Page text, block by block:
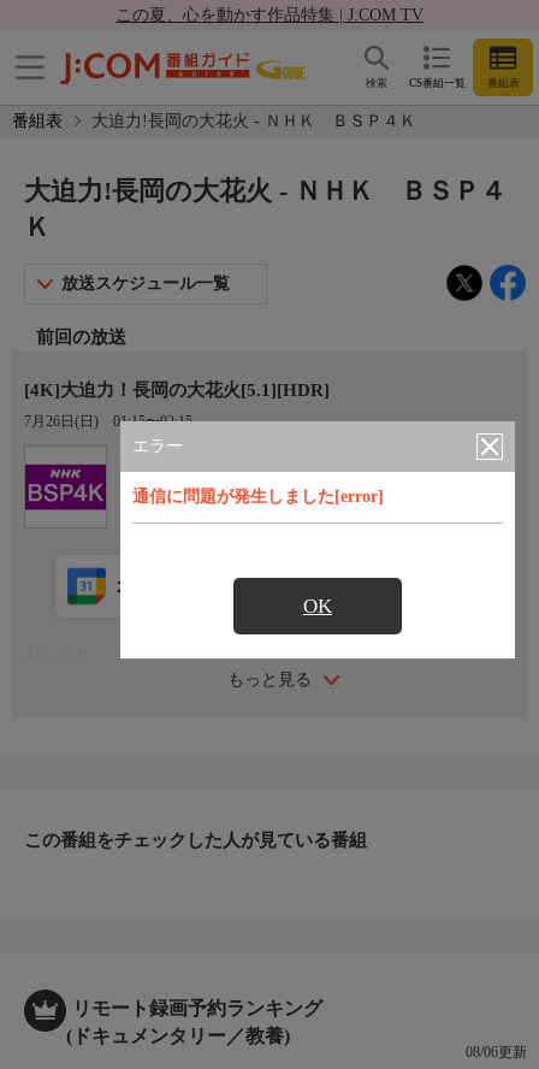
この夏、心を動かす作品特集 | J:COM TV
CS番組一覧 番組表
検索
番組表 大迫力!長岡の大花火 - ＮＨＫ ＢＳＰ４Ｋ
エラー
通信に問題が発生しました[error]
OK
大迫力!長岡の大花火 - ＮＨＫ ＢＳＰ４
Ｋ
放送スケジュール一覧
前回の放送
[4K]大迫力！長岡の大花火[5.1][HDR]
7月26日(日) 01:15〜02:15
もっと見る
カレンダー登録 アプリ視聴
彩る名物花火、幅２キロの光のカーテン「フェニックス」 ▽日
原作・脚本
この番組をチェックした人が見ている番組
リモート録画予約ランキング
(ドキュメンタリー／教養)
08/06更新